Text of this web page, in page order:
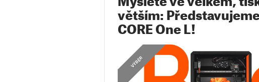
větším:
CORE One L!
OZNÁMENÍ
VÝBĚR